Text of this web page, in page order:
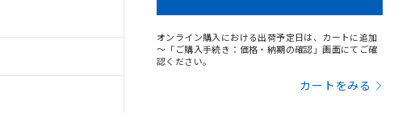
オンライン購入における出荷予定日は、カートに追加
～「ご購入手続き：価格・納期の確認」画面にてご確
認ください。
カートをみる